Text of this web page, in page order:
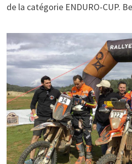
de la catégorie ENDURO-CUP.